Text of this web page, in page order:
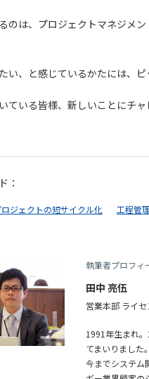
のは、プロジェクトマネジメ
い、と感じているかたには、ピ
ている皆様、新しいことにチ
：
ロジェクトの短サイクル化 工程管理
執筆者プロフィ
田中 亮伍
営業本部 ライ
1991年生まれ
てまいりました。
今までシステム